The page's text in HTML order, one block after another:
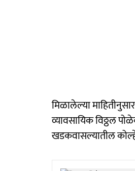
मिळालेल्या
व्यावसायिक विठ्ठल
खडकवासल्यातील